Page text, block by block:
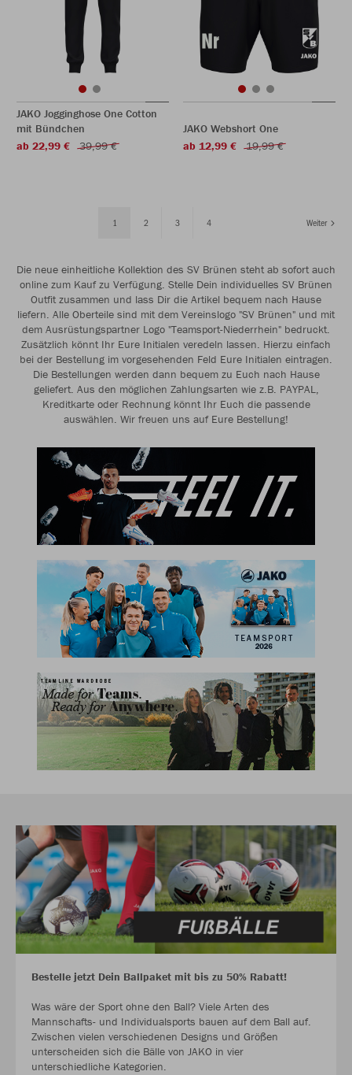
JAKO Jogginghose One Cotton
mit Bündchen
ab 22,99 €
39,99 €
JAKO Webshort One
ab 12,99 €
19,99 €
1 2 3 4 Weiter
Die neue einheitliche Kollektion des SV Brünen steht ab sofort auch
online zum Kauf zu Verfügung. Stelle Dein individuelles SV Brünen
Outfit zusammen und lass Dir die Artikel bequem nach Hause
liefern. Alle Oberteile sind mit dem Vereinslogo "SV Brünen" und mit
dem Ausrüstungspartner Logo "Teamsport-Niederrhein" bedruckt.
Zusätzlich könnt Ihr Eure Initialen veredeln lassen. Hierzu einfach
bei der Bestellung im vorgesehenden Feld Eure Initialen eintragen.
Die Bestellungen werden dann bequem zu Euch nach Hause
geliefert. Aus den möglichen Zahlungsarten wie z.B. PAYPAL,
Kreditkarte oder Rechnung könnt Ihr Euch die passende
auswählen. Wir freuen uns auf Eure Bestellung!
Bestelle jetzt Dein Ballpaket mit bis zu 50% Rabatt!
Was wäre der Sport ohne den Ball? Viele Arten des
Mannschafts- und Individualsports bauen auf dem Ball auf.
Zwischen vielen verschiedenen Designs und Größen
unterscheiden sich die Bälle von JAKO in vier
unterschiedliche Kategorien.